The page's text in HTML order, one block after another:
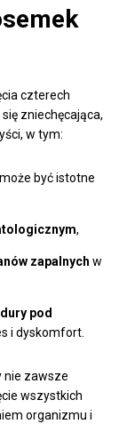
czterech
zniechęcająca,
w tym:
być istotne
,
zapalnych w
pod
i dyskomfort.
nie zawsze
wszystkich
organizmu i